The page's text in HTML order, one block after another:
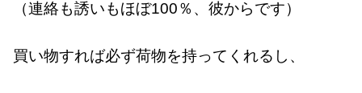
（連絡も誘いもほぼ100％、彼からです）
買い物すれば必ず荷物を持ってくれるし、